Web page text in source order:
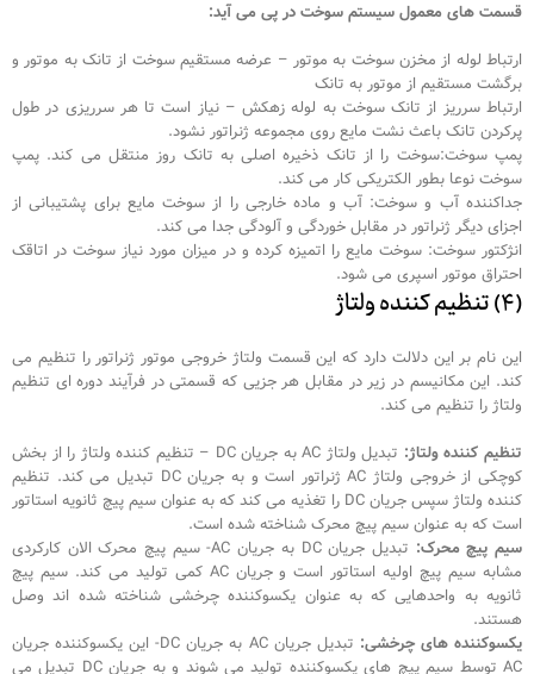
قسمت های معمول سیستم سوخت در پی می آید:
ارتباط لوله از مخزن سوخت به موتور – عرضه مستقیم سوخت از تانک به موتور و
برگشت مستقیم از موتور به تانک
ارتباط سرریز از تانک سوخت به لوله زهکش – نیاز است تا هر سرریزی در طول
پرکردن تانک باعث نشت مایع روی مجموعه ژنراتور نشود.
پمپ سوخت:سوخت را از تانک ذخیره اصلی به تانک روز منتقل می کند. پمپ
سوخت نوعا بطور الکتریکی کار می کند.
جداکننده آب و سوخت: آب و ماده خارجی را از سوخت مایع برای پشتیبانی از
اجزای دیگر ژنراتور در مقابل خوردگی و آلودگی جدا می کند.
انژکتور سوخت: سوخت مایع را اتمیزه کرده و در میزان مورد نیاز سوخت در اتاقک
احتراق موتور اسپری می شود.
(۴) تنظیم کننده ولتاژ
این نام بر این دلالت دارد که این قسمت ولتاژ خروجی موتور ژنراتور را تنظیم می
کند. این مکانیسم در زیر در مقابل هر جزیی که قسمتی در فرآیند دوره ای تنظیم
ولتاژ را تنظیم می کند.
تنظیم کننده ولتاژ:
تبدیل ولتاژ AC به جریان DC – تنظیم کننده ولتاژ را از بخش
کوچکی از خروجی ولتاژ AC ژنراتور است و به جریان DC تبدیل می کند. تنظیم
کننده ولتاژ سپس جریان DC را تغذیه می کند که به عنوان سیم پیچ ثانویه استاتور
است که به عنوان سیم پیچ محرک شناخته شده است.
سیم پیچ محرک:
تبدیل جریان DC به جریان AC- سیم پیچ محرک الان کارکردی
مشابه سیم پیچ اولیه استاتور است و جریان AC کمی تولید می کند. سیم پیچ
ثانویه به واحدهایی که به عنوان یکسوکننده چرخشی شناخته شده اند وصل
هستند.
یکسوکننده های چرخشی:
تبدیل جریان AC به جریان DC- این یکسوکننده جریان
AC توسط سیم پیچ های یکسوکننده تولید می شوند و به جریان DC تبدیل می